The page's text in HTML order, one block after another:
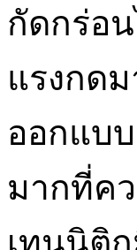
กัดกร่อ
แรงกด
ออกแบ
มากที่ค